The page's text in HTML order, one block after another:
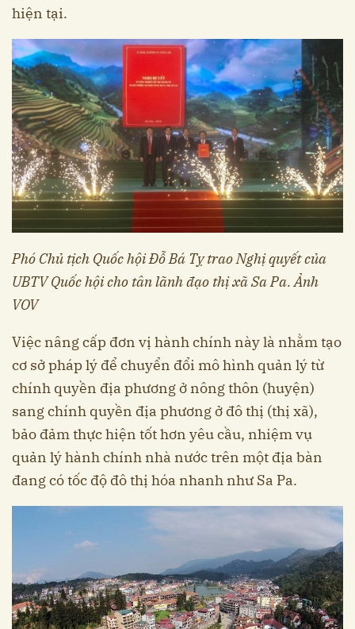
hiện tại.
Phó Chủ tịch Quốc hội Đỗ Bá Tỵ trao Nghị quyết của
UBTV Quốc hội cho tân lãnh đạo thị xã Sa Pa. Ảnh
VOV
Việc nâng cấp đơn vị hành chính này là nhằm tạo
cơ sở pháp lý để chuyển đổi mô hình quản lý từ
chính quyền địa phương ở nông thôn (huyện)
sang chính quyền địa phương ở đô thị (thị xã),
bảo đảm thực hiện tốt hơn yêu cầu, nhiệm vụ
quản lý hành chính nhà nước trên một địa bàn
đang có tốc độ đô thị hóa nhanh như Sa Pa.